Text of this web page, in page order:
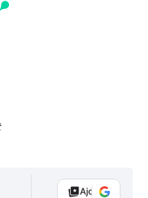
Ajouter Vélo